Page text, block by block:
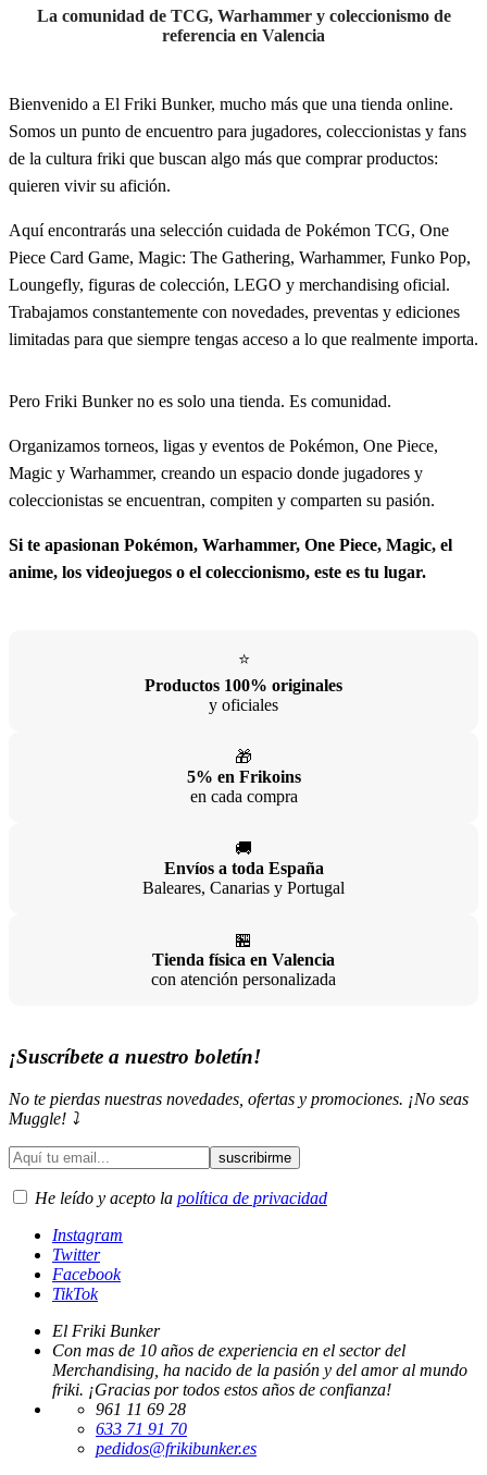
La comunidad de TCG, Warhammer y coleccionismo de
referencia en Valencia
Bienvenido a El Friki Bunker, mucho más que una tienda online.
Somos un punto de encuentro para jugadores, coleccionistas y fans
de la cultura friki que buscan algo más que comprar productos:
quieren vivir su afición.
Aquí encontrarás una selección cuidada de Pokémon TCG, One
Piece Card Game, Magic: The Gathering, Warhammer, Funko Pop,
Loungefly, figuras de colección, LEGO y merchandising oficial.
Trabajamos constantemente con novedades, preventas y ediciones
limitadas para que siempre tengas acceso a lo que realmente importa.
Pero Friki Bunker no es solo una tienda. Es comunidad.
Organizamos torneos, ligas y eventos de Pokémon, One Piece,
Magic y Warhammer, creando un espacio donde jugadores y
coleccionistas se encuentran, compiten y comparten su pasión.
Si te apasionan Pokémon, Warhammer, One Piece, Magic, el
anime, los videojuegos o el coleccionismo, este es tu lugar.
⭐
Productos 100% originales
y oficiales
🎁
5% en Frikoins
en cada compra
🚚
Envíos a toda España
Baleares, Canarias y Portugal
🏪
Tienda física en Valencia
con atención personalizada
¡Suscríbete a nuestro boletín!
No te pierdas nuestras novedades, ofertas y promociones. ¡No seas
Muggle! ⤵️
He leído y acepto la política de privacidad
Instagram
Twitter
Facebook
TikTok
El Friki Bunker
Con mas de 10 años de experiencia en el sector del
Merchandising, ha nacido de la pasión y del amor al mundo
friki. ¡Gracias por todos estos años de confianza!
961 11 69 28
633 71 91 70
pedidos@frikibunker.es